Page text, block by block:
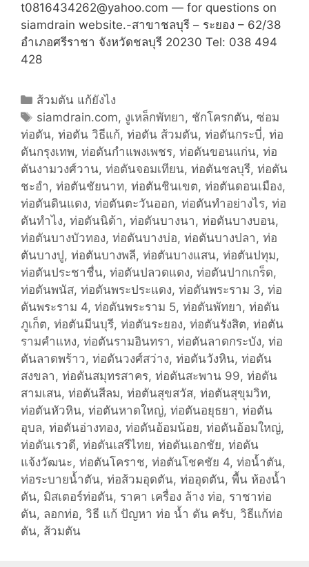
t0816434262@yahoo.com — for questions on
siamdrain website.-สาขาชลบุรี – ระยอง – 62/38
อำเภอศรีราชา จังหวัดชลบุรี 20230 Tel: 038 494
428
C
a
t
e
g
o
r
i
e
s
ส้วมตัน แก้ยังไง
T
a
g
s
siamdrain.com, งูเหล็กพัทยา, ชักโครกตัน,ซ่อม
ท่อตัน, ท่อตัน วิธีแก้, ท่อตัน ส้วมตัน, ท่อตันกระบี่, ท่อ
ตันกรุงเทพ, ท่อตันกำแพงเพชร, ท่อตันขอนแก่น, ท่อ
ตันงามวงศ์วาน, ท่อตันจอมเทียน, ท่อตันชลบุรี, ท่อตัน
ชะอำ, ท่อตันชัยนาท, ท่อตันชินเขต, ท่อตันดอนเมือง,
ท่อตันดินแดง, ท่อตันตะวันออก, ท่อตันทำอย่างไร, ท่อ
ตันทำไง, ท่อตันนิด้า, ท่อตันบางนา, ท่อตันบางบอน,
ท่อตันบางบัวทอง, ท่อตันบางบ่อ, ท่อตันบางปลา, ท่อ
ตันบางปู, ท่อตันบางพลี, ท่อตันบางแสน, ท่อตันปทุม,
ท่อตันประชาชื่น, ท่อตันปลวดแดง, ท่อตันปากเกร็ด,
ท่อตันพนัส, ท่อตันพระประแดง, ท่อตันพระราม 3, ท่อ
ตันพระราม 4, ท่อตันพระราม 5, ท่อตันพัทยา, ท่อตัน
ภูเก็ต, ท่อตันมีนบุรี, ท่อตันระยอง, ท่อตันรังสิต, ท่อตัน
รามคำแหง, ท่อตันรามอินทรา, ท่อตันลาดกระบัง, ท่อ
ตันลาดพร้าว, ท่อตันวงศ์สว่าง, ท่อตันวังหิน, ท่อตัน
สงขลา, ท่อตันสมุทรสาคร, ท่อตันสะพาน 99, ท่อตัน
สามเสน, ท่อตันสีลม, ท่อตันสุขสวัส, ท่อตันสุขุมวิท,
ท่อตันหัวหิน, ท่อตันหาดใหญ่, ท่อตันอยุธยา, ท่อตัน
อุบล, ท่อตันอ่างทอง, ท่อตันอ้อมน้อย, ท่อตันอ้อมใหญ่,
ท่อตันเรวดี, ท่อตันเสรีไทย, ท่อตันเอกชัย, ท่อตัน
แจ้งวัฒนะ, ท่อตันโคราช, ท่อตันโชคชัย 4, ท่อน้ำตัน,
ท่อระบายน้ำตัน, ท่อส้วมอุดตัน, ท่ออุดตัน, พื้น ห้องน้ำ
ตัน, มิสเตอร์ท่อตัน, ราคา เครื่อง ล้าง ท่อ, ราชาท่อ
ตัน, ลอกท่อ, วิธี แก้ ปัญหา ท่อ น้ำ ตัน ครับ, วิธีแก้ท่อ
ตัน, ส้วมตัน